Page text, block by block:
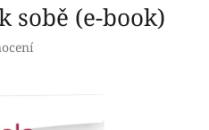
sobě (e-book)